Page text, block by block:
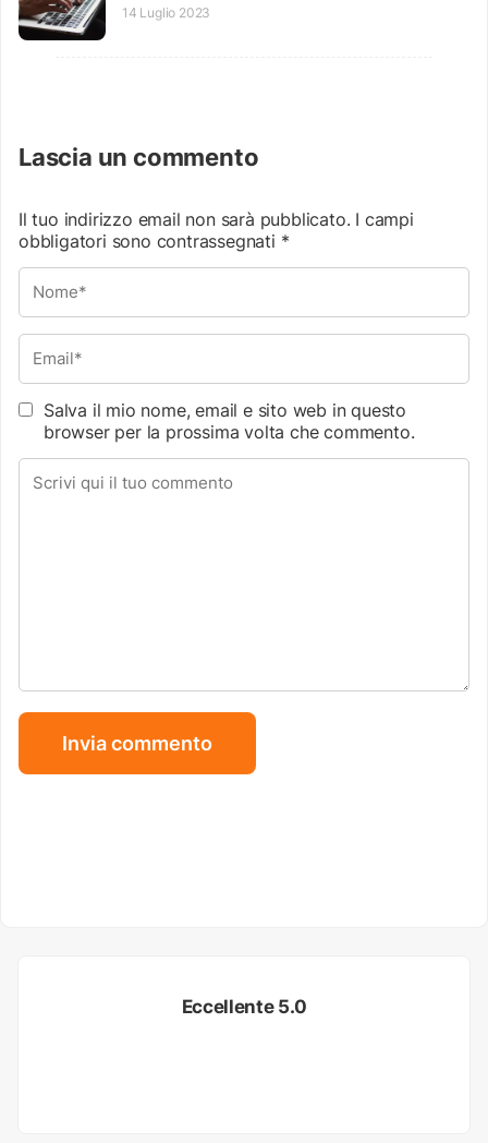
14 Luglio 2023
Lascia un commento
Il tuo indirizzo email non sarà pubblicato. I campi
obbligatori sono contrassegnati *
Salva il mio nome, email e sito web in questo
browser per la prossima volta che commento.
Eccellente 5.0